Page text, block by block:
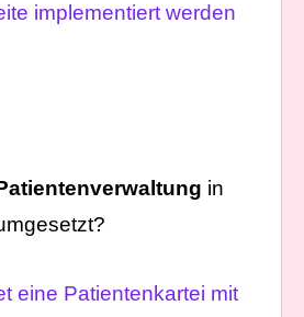
implementiert werden
in
eine Patientenkartei mit